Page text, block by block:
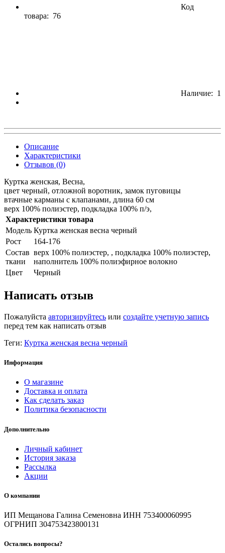
Код
товара: 76
Наличие: 1
Описание
Характеристики
Отзывов (0)
Куртка женская, Весна,
цвет черный, отложной воротник, замок пуговицы
втачные карманы с клапанами, длина 60 см
верх 100% полиэстер, подкладка 100% п/э,
Характеристики товара
Модель Куртка женская весна черный
Рост
164-176
Состав
ткани
верх 100% полиэстер, , подкладка 100% полиэстер,
наполнитель 100% полиэфирное волокно
Цвет
Черный
Написать отзыв
Пожалуйста авторизируйтесь или создайте учетную запись
перед тем как написать отзыв
Теги: Куртка женская весна черный
Информация
О магазине
Доставка и оплата
Как сделать заказ
Политика безопасности
Дополнительно
Личный кабинет
История заказа
Рассылка
Акции
О компании
ИП Мещанова Галина Семеновна ИНН 753400060995
ОГРНИП 304753423800131
Остались вопросы?